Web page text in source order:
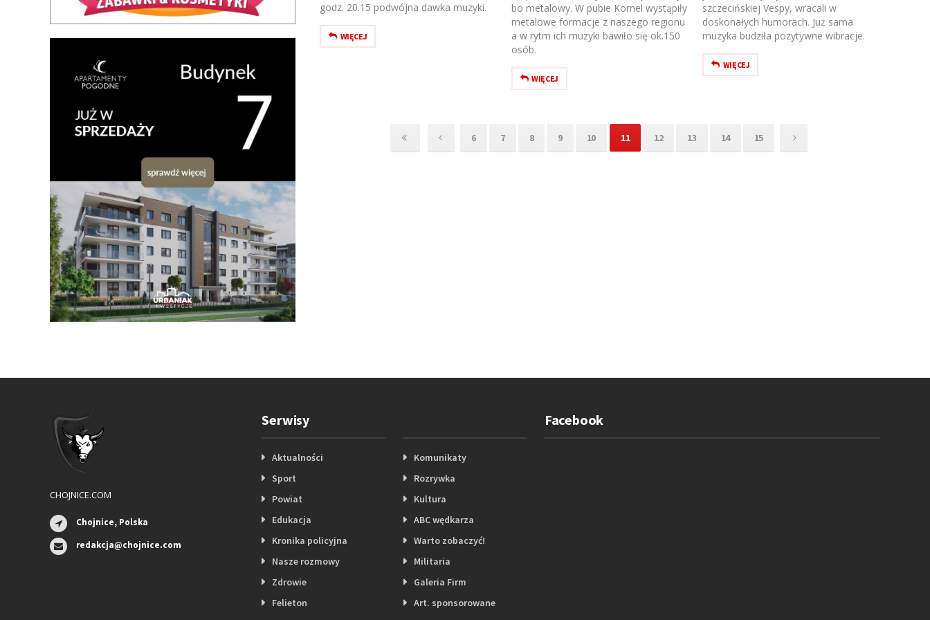
godz. 20.15 podwójna dawka muzyki.
WIĘCEJ
bo metalowy. W pubie Kornel wystąpiły
metalowe formacje z naszego regionu
a w rytm ich muzyki bawiło się ok.150
osób.
WIĘCEJ
szczecińskiej Vespy, wracali w
doskonałych humorach. Już sama
muzyka budziła pozytywne wibracje.
WIĘCEJ
6 7 8 9 10 11 12 13 14 15
CHOJNICE.COM
Chojnice, Polska
redakcja@chojnice.com
Serwisy
Aktualności
Sport
Powiat
Edukacja
Kronika policyjna
Nasze rozmowy
Zdrowie
Felieton
Komunikaty
Rozrywka
Kultura
ABC wędkarza
Warto zobaczyć!
Militaria
Galeria Firm
Art. sponsorowane
Facebook